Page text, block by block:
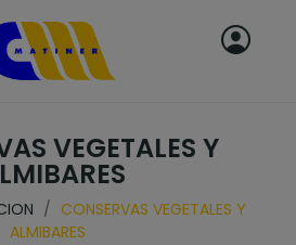
VEGETALES Y
CONSERVAS VEGETALES Y
ALMIBARES